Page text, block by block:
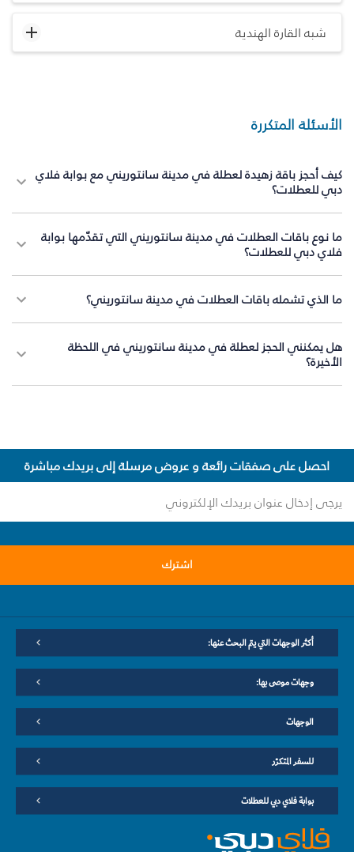
شبه القارة الهندية
الأسئلة المتكررة
كيف أحجز باقة زهيدة لعطلة في مدينة سانتوريني مع بوابة فلاي
دبي للعطلات؟
ما نوع باقات العطلات في مدينة سانتوريني التي تقدّمها بوابة
فلاي دبي للعطلات؟
ما الذي تشمله باقات العطلات في مدينة سانتوريني؟
هل يمكنني الحجز لعطلة في مدينة سانتوريني في اللحظة
الأخيرة؟
احصل على صفقات رائعة و عروض مرسلة إلى بريدك مباشرة
اشترك
أكثر الوجهات التي يتم البحث عنها:
وجهات موصى بها:
الوجهات
للسفر المتكرّر
بوابة فلاي دبي للعطلات